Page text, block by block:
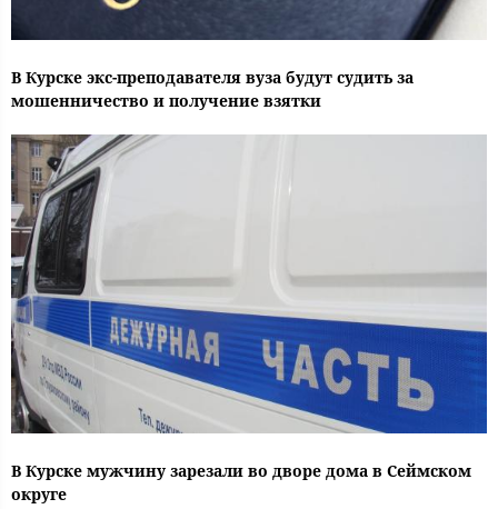
В Курске экс-преподавателя вуза будут судить за
мошенничество и получение взятки
В Курске мужчину зарезали во дворе дома в Сеймском
округе